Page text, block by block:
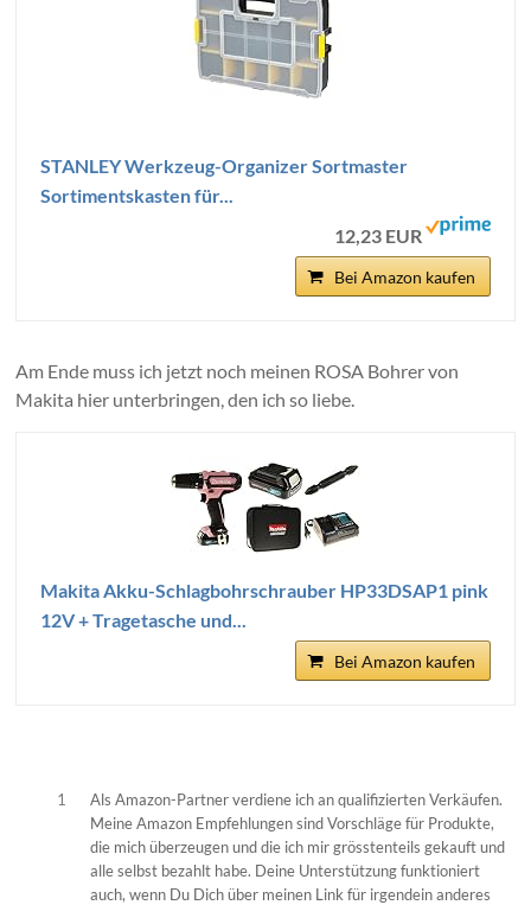
STANLEY Werkzeug-Organizer Sortmaster
Sortimentskasten für...
12,23 EUR
Bei Amazon kaufen
Am Ende muss ich jetzt noch meinen ROSA Bohrer von
Makita hier unterbringen, den ich so liebe.
Makita Akku-Schlagbohrschrauber HP33DSAP1 pink
12V + Tragetasche und...
Bei Amazon kaufen
1
Als Amazon-Partner verdiene ich an qualifizierten Verkäufen.
Meine Amazon Empfehlungen sind Vorschläge für Produkte,
die mich überzeugen und die ich mir grösstenteils gekauft und
alle selbst bezahlt habe. Deine Unterstützung funktioniert
auch, wenn Du Dich über meinen Link für irgendein anderes